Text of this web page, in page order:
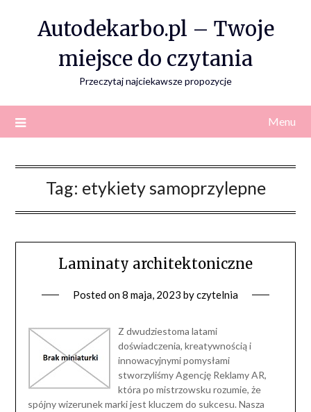
Autodekarbo.pl – Twoje
miejsce do czytania
Przeczytaj najciekawsze propozycje
Menu
Tag: etykiety samoprzylepne
Laminaty architektoniczne
Posted on8 maja, 2023 byczytelnia
Z dwudziestoma latami
doświadczenia, kreatywnością i
innowacyjnymi pomysłami
stworzyliśmy Agencję Reklamy AR,
która po mistrzowsku rozumie, że
spójny wizerunek marki jest kluczem do sukcesu. Nasza